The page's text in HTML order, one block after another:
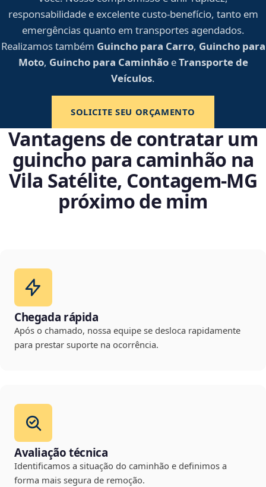
responsabilidade e excelente custo-benefício, tanto em
emergências quanto em transportes agendados.
Realizamos também Guincho para Carro, Guincho para
Moto, Guincho para CaminhãoeTransporte de
Veículos.
SOLICITE SEU ORÇAMENTO
Vantagens de contratar um
guincho para caminhão na
Vila Satélite, Contagem‑MG
próximo de mim
Chegada rápida
Após o chamado, nossa equipe se desloca rapidamente
para prestar suporte na ocorrência.
Avaliação técnica
Identificamos a situação do caminhão e definimos a
forma mais segura de remoção.